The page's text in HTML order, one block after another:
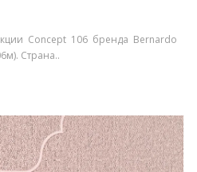
Concept 106 бренда Bernardo
Страна..